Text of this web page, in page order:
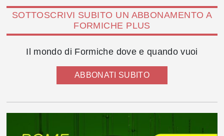
SOTTOSCRIVI SUBITO UN ABBONAMENTO A
FORMICHE PLUS
Il mondo di Formiche dove e quando vuoi
ABBONATI SUBITO